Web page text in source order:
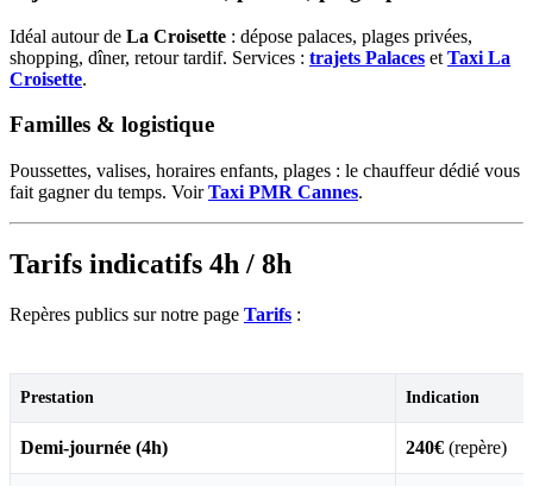
Idéal autour de La Croisette : dépose palaces, plages privées,
shopping, dîner, retour tardif. Services : trajets Palaces et Taxi La
Croisette.
Familles & logistique
Poussettes, valises, horaires enfants, plages : le chauffeur dédié vous
fait gagner du temps. VoirTaxi PMR Cannes.
Tarifs indicatifs 4h / 8h
Repères publics sur notre page Tarifs :
Prestation Indication
Demi-journée (4h) 240€ (repère)